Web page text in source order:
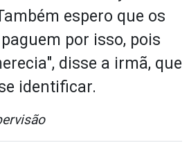
espero que os
por isso, pois
disse a irmã, que
identificar.